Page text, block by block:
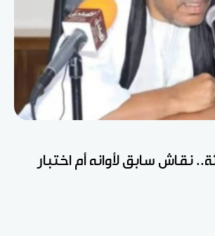
نقاش سابق لأوانه أم اختبار